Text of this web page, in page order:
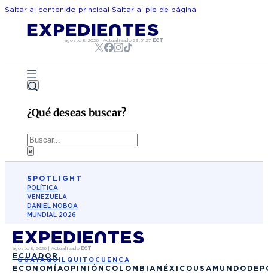
Saltar al contenido principal Saltar al pie de página
agosto 8, 2026| Actualizado 23:51:27 ECT
¿Qué deseas buscar?
Buscar
×
SPOTLIGHT
POLÍTICA
VENEZUELA
DANIEL NOBOA
MUNDIAL 2026
agosto 8, 2026| Actualizado ECT
ECUADOR
GUAYAQUIL QUITO CUENCA
ECONOMÍAOPINIÓN COLOMBIA MÉXICO USA MUNDO